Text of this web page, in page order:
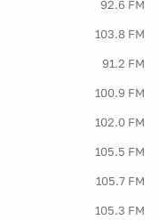
92.6 FM
103.8 FM
91.2 FM
100.9 FM
102.0 FM
105.5 FM
105.7 FM
105.3 FM